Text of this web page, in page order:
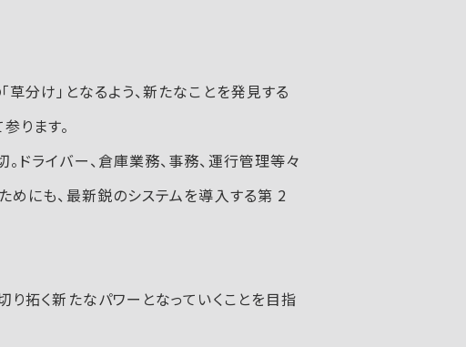
分け」となるよう、新たなことを発見する
ります。
ドライバー、倉庫業務、事務、運行管理等々
めにも、最新鋭のシステムを導入する第 2
拓く新たなパワーとなっていくことを目指